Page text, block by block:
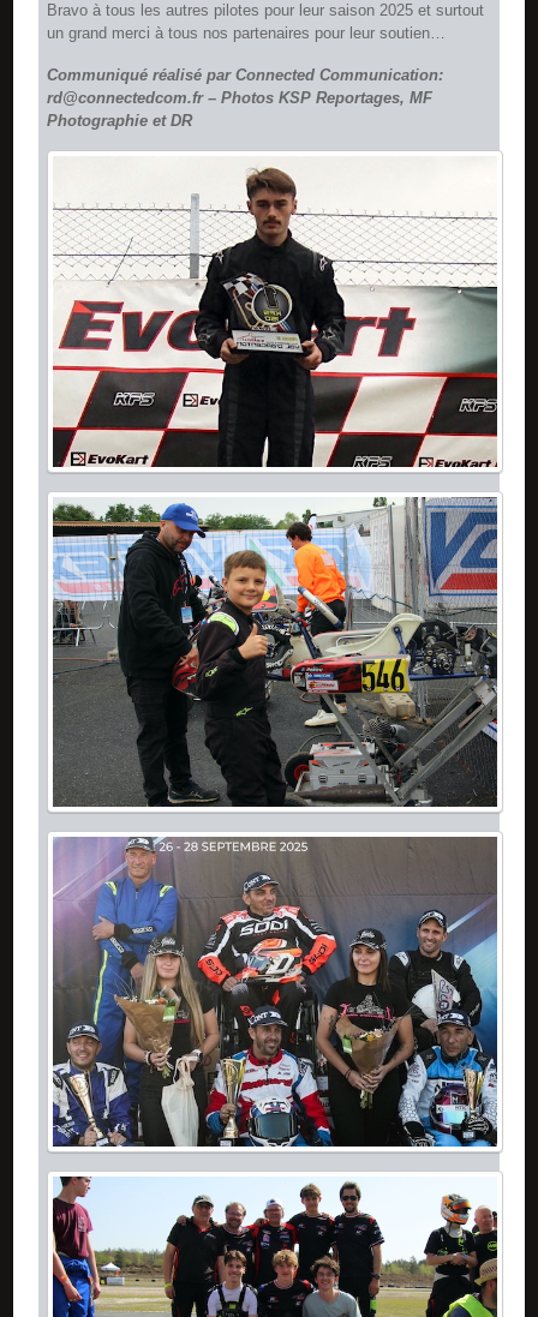
Bravo à tous les autres pilotes pour leur saison 2025 et surtout
un grand merci à tous nos partenaires pour leur soutien…
Communiqué réalisé par Connected Communication:
rd@connectedcom.fr – Photos KSP Reportages, MF
Photographie et DR